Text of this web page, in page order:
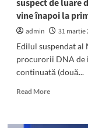
suspect de luare
vine înapoi la
admin
31 martie
Edilul suspendat al
procurorii DNA de
continuată (două...
Read MoreRead
(VIDEO)